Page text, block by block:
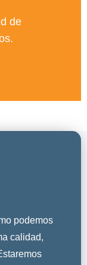
de
podemos
calidad,